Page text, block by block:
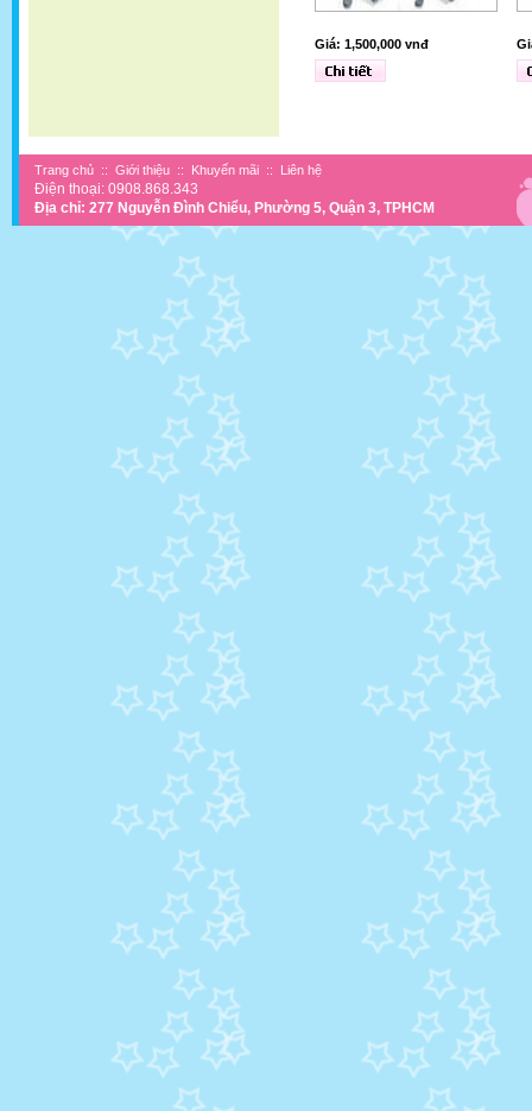
Giá: 1,500,000 vnđ
Trang chủ :: Giới thiệu :: Khuyến mãi :: Liên hệ
Điện thoại: 0908.868.343
Địa chỉ: 277 Nguyễn Đình Chiểu, Phường 5, Quận 3, TPHCM